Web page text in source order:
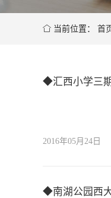
当前位置： 首
◆汇西小学三
2016年05月24日
◆南湖公园西